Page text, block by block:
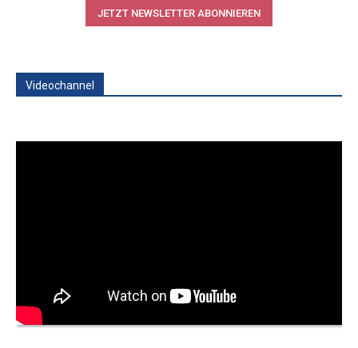
JETZT NEWSLETTER ABONNIEREN
Videochannel